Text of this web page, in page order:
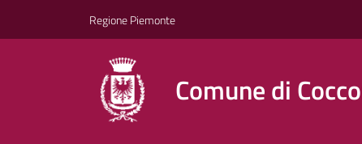
Regione Piemonte
Comune di